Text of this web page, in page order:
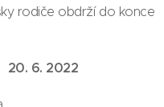
rodiče obdrží do konce
20. 6. 2022